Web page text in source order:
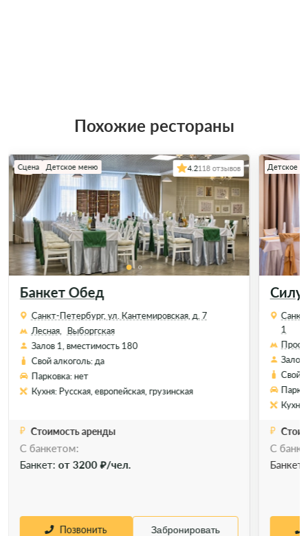
Похожие рестораны
Банкет Обед
Сцена Детское меню 4.2118 отзывов
Санкт-Петербург, ул. Кантемировская, д. 7
Лесная,
Выборгская
Залов 1, вместимость 180
Свой алкоголь: да
Парковка: нет
Кухня: Русская, европейская, грузинская
Стоимость аренды
C банкетом:
Банкет:от 3200 ₽/чел.
Позвонить Забронировать
Детское
1
Залов
Свой
С
Банкет: